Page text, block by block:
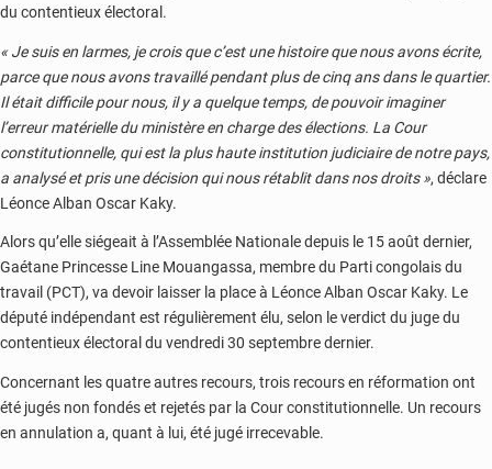
du contentieux électoral.
« Je suis en larmes, je crois que c’est une histoire que nous avons écrite,
parce que nous avons travaillé pendant plus de cinq ans dans le quartier.
Il était difficile pour nous, il y a quelque temps, de pouvoir imaginer
l’erreur matérielle du ministère en charge des élections. La Cour
constitutionnelle, qui est la plus haute institution judiciaire de notre pays,
a analysé et pris une décision qui nous rétablit dans nos droits », déclare
Léonce Alban Oscar Kaky.
Alors qu’elle siégeait à l’Assemblée Nationale depuis le 15 août dernier,
Gaétane Princesse Line Mouangassa, membre du Parti congolais du
travail (PCT), va devoir laisser la place à Léonce Alban Oscar Kaky. Le
député indépendant est régulièrement élu, selon le verdict du juge du
contentieux électoral du vendredi 30 septembre dernier.
Concernant les quatre autres recours, trois recours en réformation ont
été jugés non fondés et rejetés par la Cour constitutionnelle. Un recours
en annulation a, quant à lui, été jugé irrecevable.